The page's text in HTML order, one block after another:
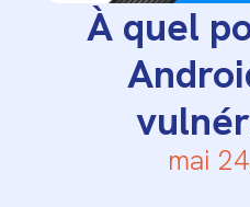
À quel
mai